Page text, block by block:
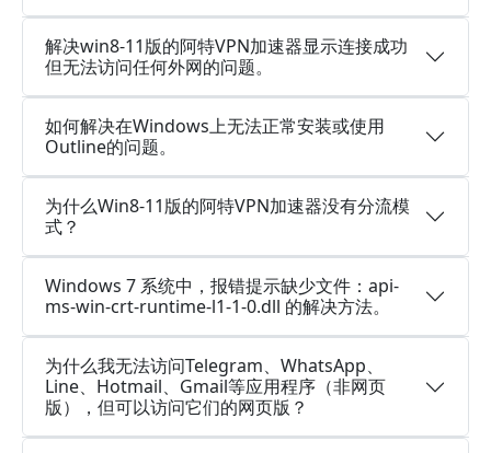
解决win8-11版的阿特VPN加速器显示连接成功
但无法访问任何外网的问题。
如何解决在Windows上无法正常安装或使用
Outline的问题。
为什么Win8-11版的阿特VPN加速器没有分流模
式？
Windows 7 系统中，报错提示缺少文件：api-
ms-win-crt-runtime-l1-1-0.dll 的解决方法。
为什么我无法访问Telegram、WhatsApp、
Line、Hotmail、Gmail等应用程序（非网页
版），但可以访问它们的网页版？